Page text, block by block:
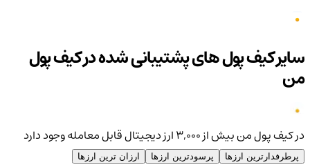
سایر کیف پول های پشتیبانی شده در کیف پول
من
در کیف پول من بیش از ۳,۰۰۰ ارز دیجیتال قابل معامله وجود دارد
پرطرفدارترین ارزها پرسودترین ارزها
ارزان ترین ارزها